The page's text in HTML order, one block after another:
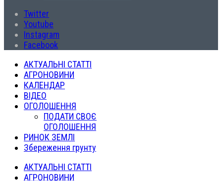
Twitter
Youtube
Instagram
Facebook
АКТУАЛЬНІ СТАТТІ
АГРОНОВИНИ
КАЛЕНДАР
ВІДЕО
ОГОЛОШЕННЯ
ПОДАТИ СВОЄ
ОГОЛОШЕННЯ
РИНОК ЗЕМЛІ
Збереження грунту
АКТУАЛЬНІ СТАТТІ
АГРОНОВИНИ